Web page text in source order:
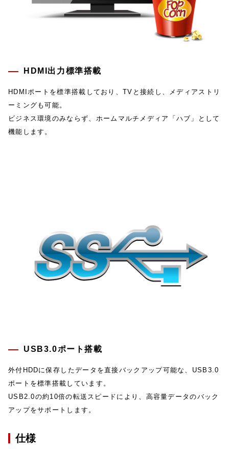
HDMI出力標準搭載
HDMIポートを標準搭載しており、TVと接続し、メディアストリ
ーミングも可能。
ビジネス環境のみならず、ホームマルチメディア「ハブ」として
機能します。
USB3.0ポート搭載
外付HDDに保存したデータを直接バックアップ可能な、USB3.0
ポートを標準搭載しています。
USB2.0の約10倍の転送スピードにより、高容量データのバック
アップをサポートします。
仕様